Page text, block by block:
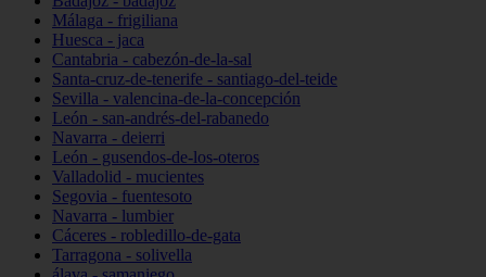
Málaga - frigiliana
Huesca - jaca
Cantabria - cabezón-de-la-sal
Santa-cruz-de-tenerife - santiago-del-teide
Sevilla - valencina-de-la-concepción
León - san-andrés-del-rabanedo
Navarra - deierri
León - gusendos-de-los-oteros
Valladolid - mucientes
Segovia - fuentesoto
Navarra - lumbier
Cáceres - robledillo-de-gata
Tarragona - solivella